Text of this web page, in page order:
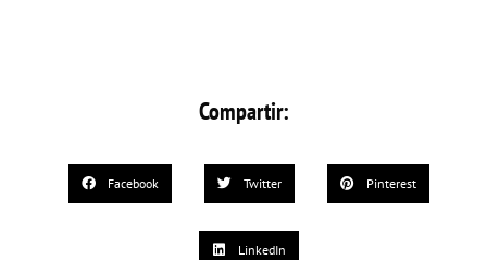
Compartir:
Facebook Twitter Pinterest
LinkedIn